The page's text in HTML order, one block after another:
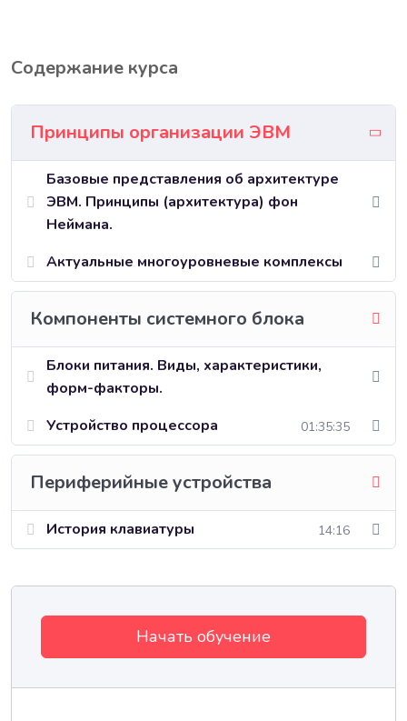
Содержание курса
Принципы организации ЭВМ
Базовые представления об архитектуре
ЭВМ. Принципы (архитектура) фон
Неймана.
Актуальные многоуровневые комплексы
Компоненты системного блока
Блоки питания. Виды, характеристики,
форм-факторы.
Устройство процессора
01:35:35
Периферийные устройства
История клавиатуры 14:16
Начать обучение